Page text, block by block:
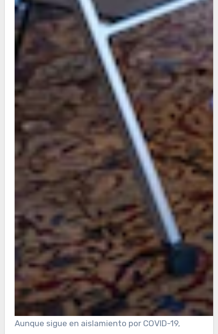
Aunque sigue en aislamiento por COVID-19,